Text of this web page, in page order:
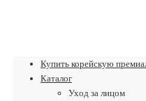
Купить корейскую
Каталог
Уход за лицом